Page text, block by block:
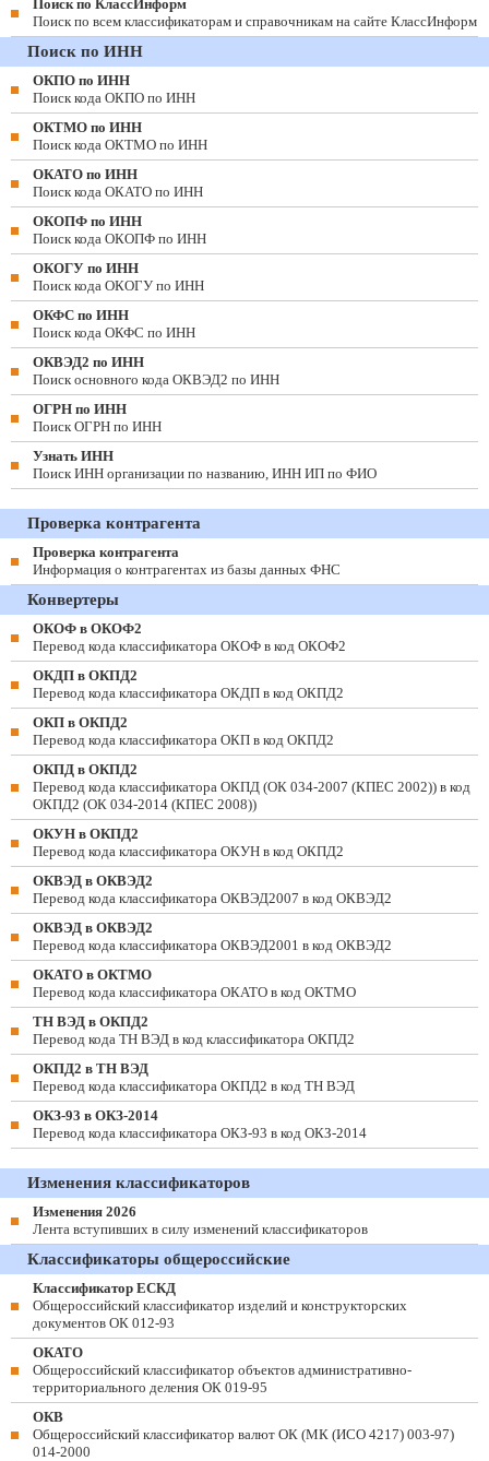
Поиск по КлассИнформ
Поиск по всем классификаторам и справочникам на сайте КлассИнформ
Поиск по ИНН
ОКПО по ИНН
Поиск кода ОКПО по ИНН
ОКТМО по ИНН
Поиск кода ОКТМО по ИНН
ОКАТО по ИНН
Поиск кода ОКАТО по ИНН
ОКОПФ по ИНН
Поиск кода ОКОПФ по ИНН
ОКОГУ по ИНН
Поиск кода ОКОГУ по ИНН
ОКФС по ИНН
Поиск кода ОКФС по ИНН
ОКВЭД2 по ИНН
Поиск основного кода ОКВЭД2 по ИНН
ОГРН по ИНН
Поиск ОГРН по ИНН
Узнать ИНН
Поиск ИНН организации по названию, ИНН ИП по ФИО
Проверка контрагента
Проверка контрагента
Информация о контрагентах из базы данных ФНС
Конвертеры
ОКОФ в ОКОФ2
Перевод кода классификатора ОКОФ в код ОКОФ2
ОКДП в ОКПД2
Перевод кода классификатора ОКДП в код ОКПД2
ОКП в ОКПД2
Перевод кода классификатора ОКП в код ОКПД2
ОКПД в ОКПД2
Перевод кода классификатора ОКПД (ОК 034-2007 (КПЕС 2002)) в код
ОКПД2 (ОК 034-2014 (КПЕС 2008))
ОКУН в ОКПД2
Перевод кода классификатора ОКУН в код ОКПД2
ОКВЭД в ОКВЭД2
Перевод кода классификатора ОКВЭД2007 в код ОКВЭД2
ОКВЭД в ОКВЭД2
Перевод кода классификатора ОКВЭД2001 в код ОКВЭД2
ОКАТО в ОКТМО
Перевод кода классификатора ОКАТО в код ОКТМО
ТН ВЭД в ОКПД2
Перевод кода ТН ВЭД в код классификатора ОКПД2
ОКПД2 в ТН ВЭД
Перевод кода классификатора ОКПД2 в код ТН ВЭД
ОКЗ-93 в ОКЗ-2014
Перевод кода классификатора ОКЗ-93 в код ОКЗ-2014
Изменения классификаторов
Изменения 2026
Лента вступивших в силу изменений классификаторов
Классификаторы общероссийские
Классификатор ЕСКД
Общероссийский классификатор изделий и конструкторских
документов ОК 012-93
ОКАТО
Общероссийский классификатор объектов административно-
территориального деления ОК 019-95
ОКВ
Общероссийский классификатор валют ОК (МК (ИСО 4217) 003-97)
014-2000